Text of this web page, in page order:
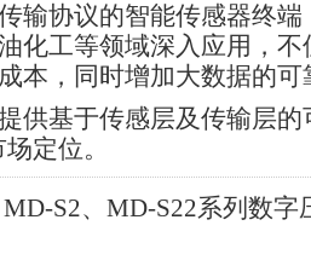
输协议的智能传感器终端
化工等领域深入应用，
本，同时增加大数据的
供基于传感层及传输层
定位。
S2、MD-S22系列数字